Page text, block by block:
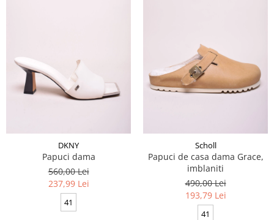
DKNY
Papuci dama
560,00 Lei
237,99 Lei
41
Scholl
Papuci de casa dama Grace,
imblaniti
490,00 Lei
193,79 Lei
41